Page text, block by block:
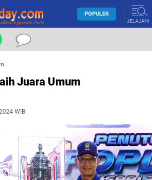
POPULER
JELAJAHI
Juara Umum
WIB